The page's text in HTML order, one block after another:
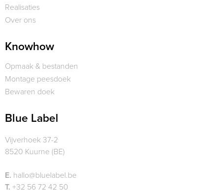
Realisaties
Over ons
Knowhow
Opmaak & bestanden
Montage peesdoek
Bewaren doek
Blue Label
Vijverhoek 37-2
8520 Kuurne (BE)
E. hallo@bluelabel.be
T. +32 56 72 42 50